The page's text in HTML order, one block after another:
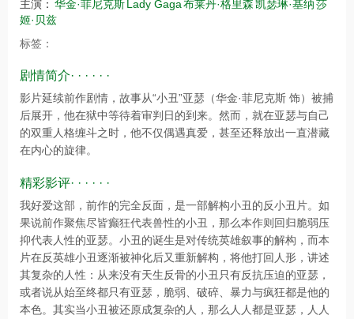
主演： 华金·菲尼克斯Lady Gaga布莱丹·格里森凯瑟琳·基纳莎
姬·贝兹
标签：
剧情简介· · · · · ·
影片延续前作剧情，故事从“小丑”亚瑟（华金·菲尼克斯 饰）被捕
后展开，他在狱中等待着审判日的到来。然而，就在亚瑟与自己
的双重人格缠斗之时，他不仅偶遇真爱，甚至还释放出一直潜藏
在内心的旋律。
精彩影评· · · · · ·
我好爱这部，前作的完全反面，是一部解构小丑的反小丑片。如
果说前作聚焦尽皆癫狂代表兽性的小丑，那么本作则回归脆弱压
抑代表人性的亚瑟。小丑的诞生是对传统英雄叙事的解构，而本
片在反英雄小丑逐渐被神化后又重新解构，将他打回人形，讲述
其复杂的人性：从来没有天生反骨的小丑只有反抗压迫的亚瑟，
或者说从始至终都只有亚瑟，脆弱、破碎、暴力与疯狂都是他的
本色。其实当小丑被还原成复杂的人，那么人人都是亚瑟，人人